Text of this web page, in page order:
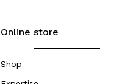
Online store
Shop